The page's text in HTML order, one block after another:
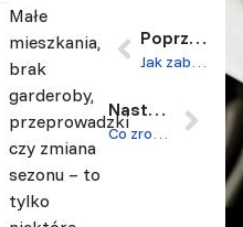
Małe
mieszkania,
brak
garderoby,
przeprowadzki
czy zmiana
sezonu – to
tylko
Poprzedni
Jak zabezpieczyć meble ogrodowe na zimę: Porady dla każdego materiału
Następny
Co zrobić z rzeczami podczas remontu? 10 sprawdzonych sposobów na bezpieczne przechowywanie mebli i sprzętów